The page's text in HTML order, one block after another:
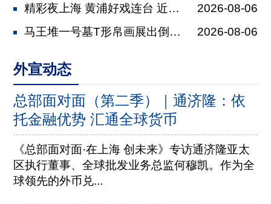
精彩夜上海 黄浦好戏连台 近60项夜...
2026-08-06
马王堆一号墓T形帛画展出倒计时 10...
2026-08-06
外宣动态
总部面对面（第二季）｜通济隆：依
托金融优势 汇通全球货币
《总部面对面·在上海 创未来》专访通济隆亚太
区执行董事、全球批发业务总监何穆凯。作为全
球领先的外币兑...